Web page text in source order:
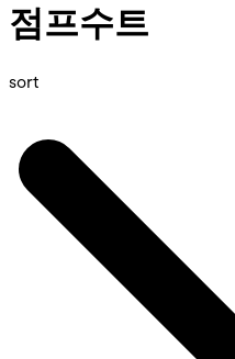
점프수트
sort